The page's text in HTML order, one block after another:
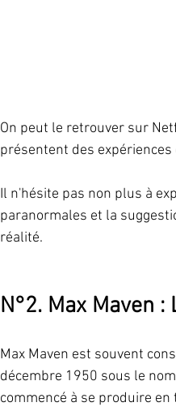
On peut le retrouver sur
présentent des
Il n'hésite pas non plus à
paranormales et la
réalité.
N°2. Max Maven :
Max Maven est souvent
décembre 1950 sous le
commencé à se produire